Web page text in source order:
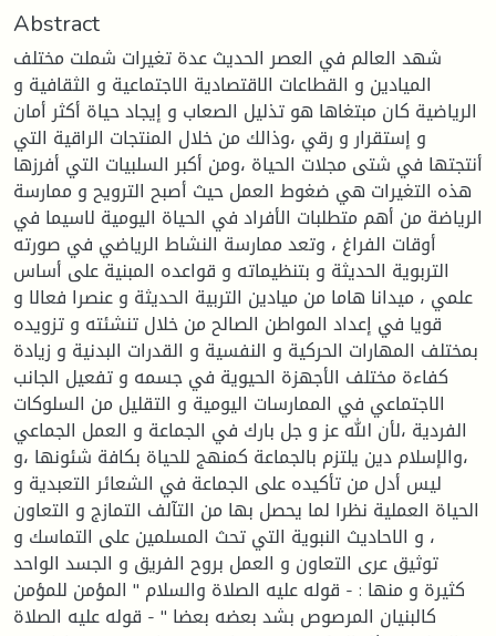
Abstract
شهد العالم في العصر الحديث عدة تغيرات شملت مختلف
الميادين و القطاعات الاقتصادية الاجتماعية و الثقافية و
الرياضية كان مبتغاها هو تذليل الصعاب و إيجاد حياة أكثر أمان
و إستقرار و رقي ،وذالك من خلال المنتجات الراقية التي
أنتجتها في شتى مجلات الحياة ،ومن أكبر السلبيات التي أفرزها
هذه التغيرات هي ضغوط العمل حيث أصبح الترويح و ممارسة
الرياضة من أهم متطلبات الأفراد في الحياة اليومية لاسيما في
أوقات الفراغ ، وتعد ممارسة النشاط الرياضي في صورته
التربوية الحديثة و بتنظيماته و قواعده المبنية على أساس
علمي ، ميدانا هاما من ميادين التربية الحديثة و عنصرا فعالا و
قويا في إعداد المواطن الصالح من خلال تنشئته و تزويده
بمختلف المهارات الحركية و النفسية و القدرات البدنية و زيادة
كفاءة مختلف الأجهزة الحيوية في جسمه و تفعيل الجانب
الاجتماعي في الممارسات اليومية و التقليل من السلوكات
الفردية ،لأن الله عز و جل بارك في الجماعة و العمل الجماعي
،والإسلام دين يلتزم بالجماعة كمنهج للحياة بكافة شئونها ،و
ليس أدل من تأكيده على الجماعة في الشعائر التعبدية و
الحياة العملية نظرا لما يحصل بها من التآلف التمازج و التعاون
، و الاحاديث النبوية التي تحث المسلمين على التماسك و
توثيق عرى التعاون و العمل بروح الفريق و الجسد الواحد
كثيرة و منها : - قوله عليه الصلاة والسلام " المؤمن للمؤمن
كالبنيان المرصوص بشد بعضه بعضا " - قوله عليه الصلاة